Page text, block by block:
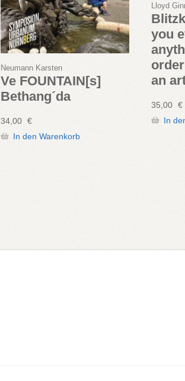
Neumann Karsten
Ve FOUNTAIN[s]
Bethang´da
34,00 €
In den Warenkorb
Lloyd
you
an
35,00 €
In